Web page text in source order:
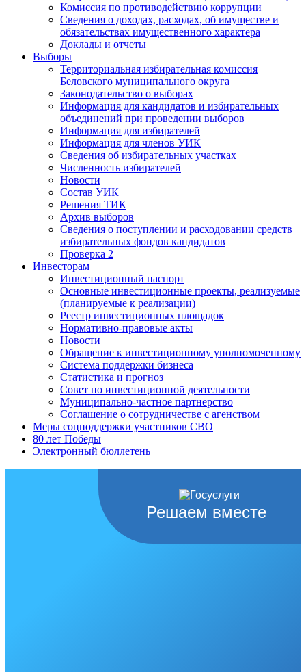
Комиссия по противодействию коррупции
Сведения о доходах, расходах, об имуществе и
обязательствах имущественного характера
Доклады и отчеты
Выборы
Территориальная избирательная комиссия
Беловского муниципального округа
Законодательство о выборах
Информация для кандидатов и избирательных
объединений при проведении выборов
Информация для избирателей
Информация для членов УИК
Сведения об избирательных участках
Численность избирателей
Новости
Состав УИК
Решения ТИК
Архив выборов
Сведения о поступлении и расходовании средств
избирательных фондов кандидатов
Проверка 2
Инвесторам
Инвестиционный паспорт
Основные инвестиционные проекты, реализуемые
(планируемые к реализации)
Реестр инвестиционных площадок
Нормативно-правовые акты
Новости
Обращение к инвестиционному уполномоченному
Система поддержки бизнеса
Статистика и прогноз
Совет по инвестиционной деятельности
Муниципально-частное партнерство
Соглашение о сотрудничестве с агенством
Меры соцподдержки участников СВО
80 лет Победы
Электронный бюллетень
Решаем вместе